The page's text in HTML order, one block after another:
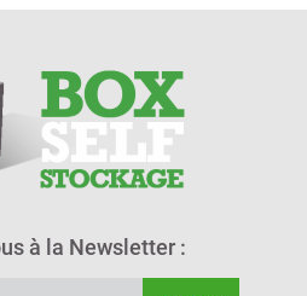
à la Newsletter :